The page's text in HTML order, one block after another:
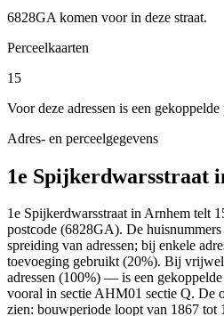
6828GA komen voor in deze straat.
Perceelkaarten
15
Voor deze adressen is een
Adres- en perceelgegevens
1e Spijkerdwarsstraat
1e Spijkerdwarsstraat in Arnhem telt
postcode (6828GA). De
spreiding van adressen; bij enkele
toevoeging gebruikt (20%). Bij
adressen (100%) — is een
vooral in sectie AHM01 sectie Q. De
zien: bouwperiode loopt van 1867 tot